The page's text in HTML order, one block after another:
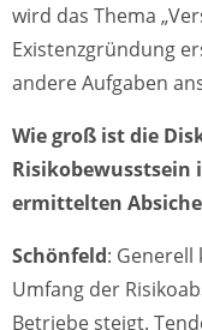
wird das Thema
Existenzgründung
andere Aufgaben
Wie groß ist die
Risikobewusstsein
ermittelten
Schönfeld:
Umfang der
Betriebe steigt.